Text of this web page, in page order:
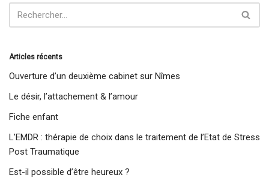
Articles récents
Ouverture d’un deuxième cabinet sur Nîmes
Le désir, l’attachement & l’amour
Fiche enfant
L’EMDR : thérapie de choix dans le traitement de l’Etat de Stress
Post Traumatique
Est-il possible d’être heureux ?